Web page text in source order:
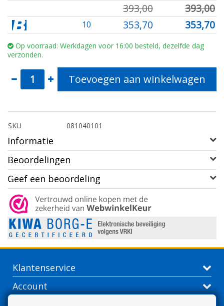
393,00 393,00
10 353,70 353,70
Op voorraad: Werkdagen voor 16:00 besteld, dezelfde dag
verzonden.
Toevoegen aan winkelwagen
SKU 081040101
Informatie
Beoordelingen
Geef een beoordeling
Klantenservice
Account